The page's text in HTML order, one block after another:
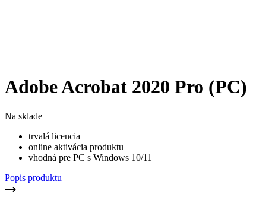
Adobe Acrobat 2020 Pro (PC)
Na sklade
trvalá licencia
online aktivácia produktu
vhodná pre PC s Windows 10/11
Popis produktu